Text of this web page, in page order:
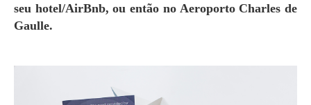
seu hotel/AirBnb, ou então no Aeroporto Charles de
Gaulle.